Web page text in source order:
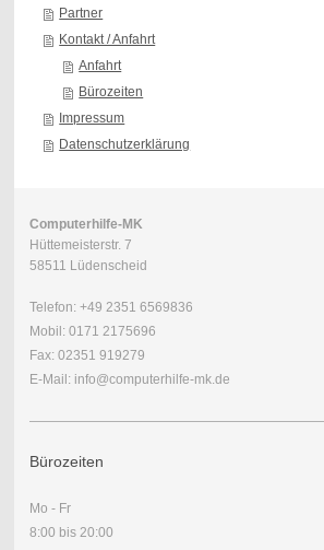
Partner
Kontakt / Anfahrt
Anfahrt
Bürozeiten
Impressum
Datenschutzerklärung
Computerhilfe-MK
Hüttemeisterstr. 7
58511 Lüdenscheid
Telefon: +49 2351 6569836
Mobil: 0171 2175696
Fax: 02351 919279
E-Mail: info@computerhilfe-mk.de
Bürozeiten
Mo - Fr
8:00 bis 20:00